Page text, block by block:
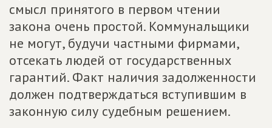
смысл принятого в первом чтении
закона очень простой. Коммунальщики
не могут, будучи частными фирмами,
отсекать людей от государственных
гарантий. Факт наличия задолженности
должен подтверждаться вступившим в
законную силу судебным решением.